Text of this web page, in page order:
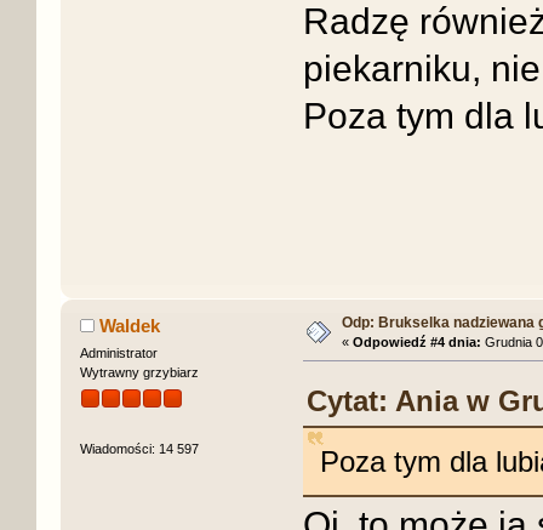
Radzę
piekarniku,
Poza tym dla
Waldek
Administrator
Wytrawny grzybiarz
Wiadomości: 14 597
Odp: Brukselka nadziewana
« Odpowiedź #4 dnia: Grudnia
Cytat: Ania w
Poza tym dla